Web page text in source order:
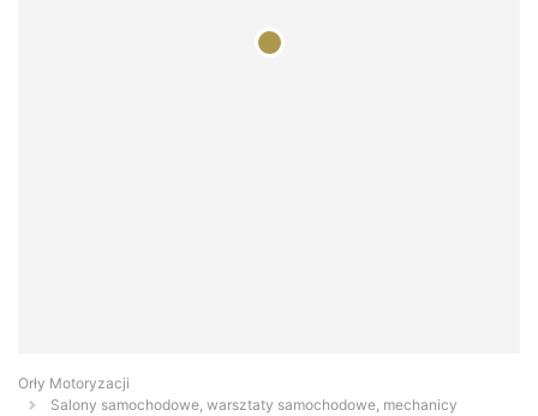
Orły Motoryzacji
Salony samochodowe, warsztaty samochodowe, mechanicy